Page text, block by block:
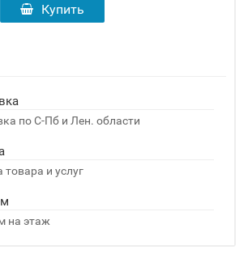
Купить
по С-Пб и Лен. области
товара и услуг
на этаж